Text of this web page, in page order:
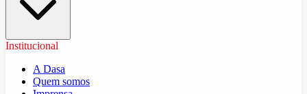
Institucional
A Dasa
Quem somos